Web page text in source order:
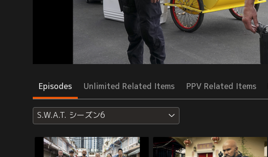
Episodes Unlimited Related Items PPV Related Items
S.W.A.T. シーズン6